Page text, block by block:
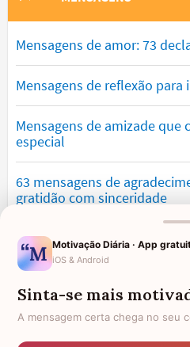
Mensagens de amor: 73
Mensagens de reflexão para
Mensagens de amizade que
especial
63 mensagens de
gratidão com sinceridade
Mensagens de saudade que
expressam falta
Mensagens de otimismo
confiança
Motivação Diária · App
iOS & Android
Sinta-se mais
A mensagem certa chega no seu